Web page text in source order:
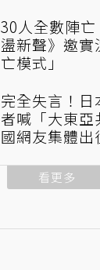
30人全數陣
盪新聲》邀實
亡模式」
完全失言！日
者喊「大東亞
國網友集體出
看更多